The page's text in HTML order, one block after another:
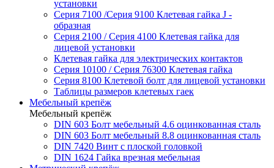
установки
Серия 7100 /Серия 9100 Клетевая гайка J -
образная
Серия 2100 / Серия 4100 Клетевая гайка для
лицевой установки
Клетевая гайка для электрических контактов
Серия 10100 / Серия 76300 Клетевая гайка
Серия 8100 Клетевой болт для лицевой установки
Таблицы размеров клетевых гаек
Мебельный крепёж
Мебельный крепёж
DIN 603 Болт мебельный 4.6 оцинкованная сталь
DIN 603 Болт мебельный 8.8 оцинкованная сталь
DIN 7420 Винт с плоской головкой
DIN 1624 Гайка врезная мебельная